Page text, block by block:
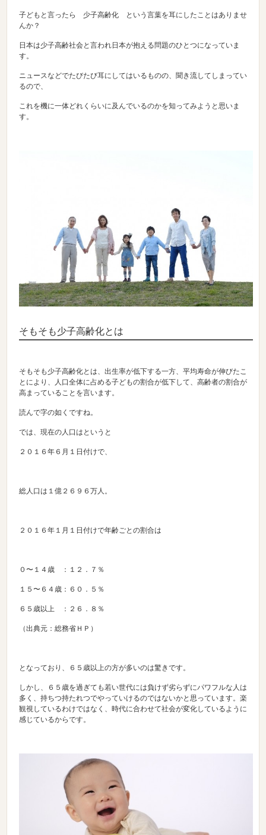
子どもと言ったら 少子高齢化 という言葉を耳にしたことはありませ
んか？
日本は少子高齢社会と言われ日本が抱える問題のひとつになっていま
す。
ニュースなどでたびたび耳にしてはいるものの、聞き流してしまってい
るので、
これを機に一体どれくらいに及んでいるのかを知ってみようと思いま
す。
そもそも少子高齢化とは
そもそも少子高齢化とは、出生率が低下する一方、平均寿命が伸びたこ
とにより、人口全体に占める子どもの割合が低下して、高齢者の割合が
高まっていることを言います。
読んで字の如くですね。
では、現在の人口はというと
２０１６年６月１日付けで、
総人口は１億２６９６万人。
２０１６年１月１日付けで年齢ごとの割合は
０〜１４歳 ：１２．７％
１５〜６４歳：６０．５％
６５歳以上 ：２６．８％
（出典元：総務省ＨＰ）
となっており、６５歳以上の方が多いのは驚きです。
しかし、６５歳を過ぎても若い世代には負けず劣らずにパワフルな人は
多く、持ちつ持たれつでやっていけるのではないかと思っています。楽
観視しているわけではなく、時代に合わせて社会が変化しているように
感じているからです。